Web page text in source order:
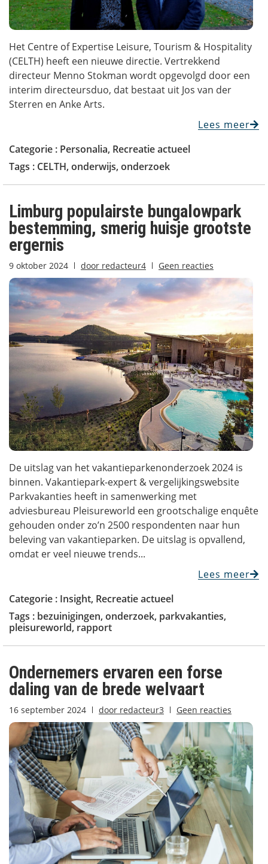
Het Centre of Expertise Leisure, Tourism & Hospitality
(CELTH) heeft een nieuwe directie. Vertrekkend
directeur Menno Stokman wordt opgevolgd door een
interim directeursduo, dat bestaat uit Jos van der
Sterren en Anke Arts.
Lees meer
Categorie : Personalia, Recreatie actueel
Tags : CELTH, onderwijs, onderzoek
Limburg populairste bungalowpark
bestemming, smerig huisje grootste
ergernis
9 oktober 2024 door redacteur4 Geen reacties
De uitslag van het vakantieparkenonderzoek 2024 is
binnen. Vakantiepark-expert & vergelijkingswebsite
Parkvakanties heeft in samenwerking met
adviesbureau Pleisureworld een grootschalige enquête
gehouden onder zo’n 2500 respondenten naar hun
beleving van vakantieparken. De uitslag is opvallend,
omdat er veel nieuwe trends...
Lees meer
Categorie : Insight, Recreatie actueel
Tags : bezuinigingen, onderzoek, parkvakanties,
pleisureworld, rapport
Ondernemers ervaren een forse
daling van de brede welvaart
16 september 2024 door redacteur3 Geen reacties